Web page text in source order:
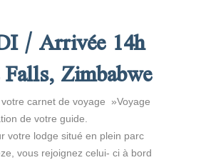
/ Arrivée 14h
Zimbabwe
carnet de voyage »Voyage
de votre guide.
votre lodge situé en plein parc
vous rejoignez celui- ci à bord